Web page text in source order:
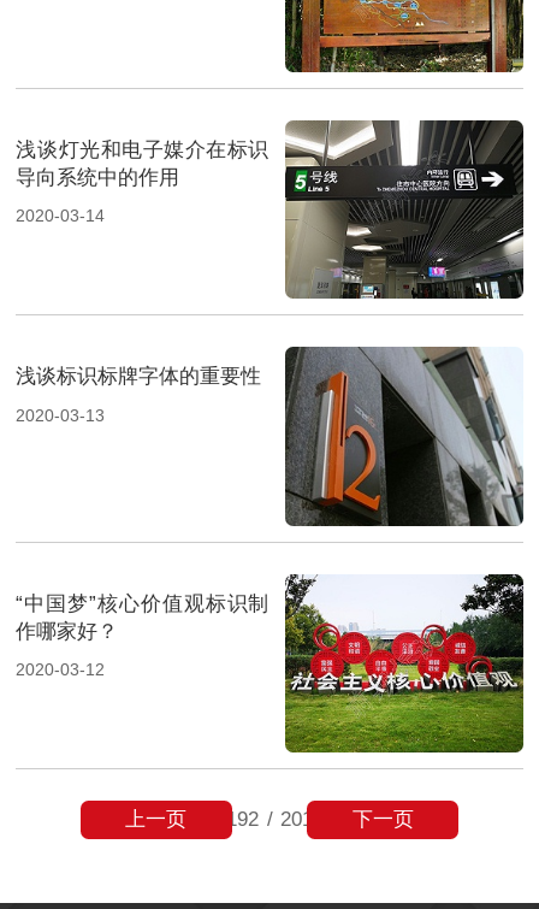
浅谈灯光和电子媒介在标识
导向系统中的作用
2020-03-14
浅谈标识标牌字体的重要性
2020-03-13
“中国梦”核心价值观标识制
作哪家好？
2020-03-12
192 / 201
上一页 下一页